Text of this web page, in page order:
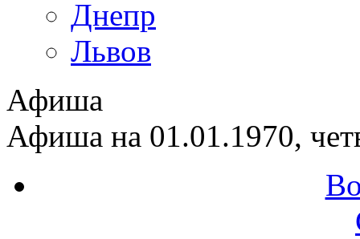
Днепр
Львов
Афиша
Афиша на 01.01.1970,